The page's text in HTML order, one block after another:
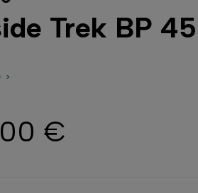
Trek BP

€